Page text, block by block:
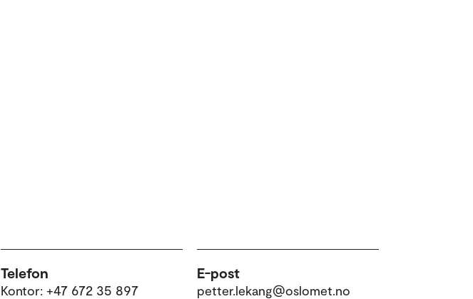
Telefon
Kontor: +47 672 35 897
E-post
petter.lekang@oslomet.no